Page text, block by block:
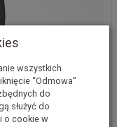
wszystkich
“Odmowa”
do
służyć do
o cookie w